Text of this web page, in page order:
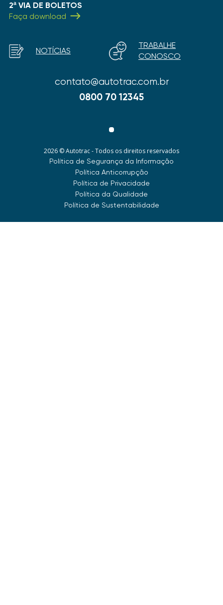
2ª VIA DE BOLETOS
Faça download
contato@autotrac.com.br
0800 70 12345
NOTÍCIAS
TRABALHE
CONOSCO
2026 © Autotrac - Todos os direitos reservados
Política de Segurança da Informação
Política Anticorrupção
Política de Privacidade
Política da Qualidade
Política de Sustentabilidade